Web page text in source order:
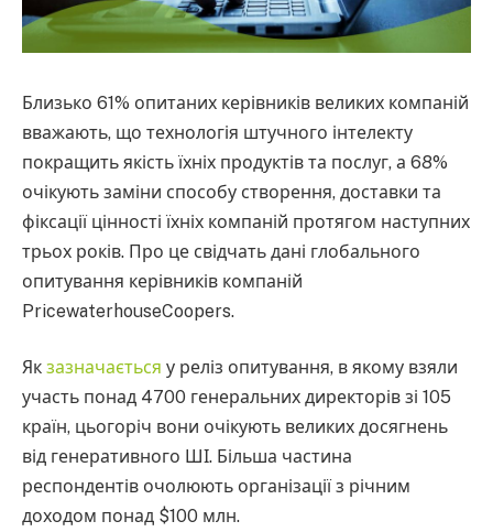
Близько 61% опитаних керівників великих компаній
вважають, що технологія штучного інтелекту
покращить якість їхніх продуктів та послуг, а 68%
очікують заміни способу створення, доставки та
фіксації цінності їхніх компаній протягом наступних
трьох років. Про це свідчать дані глобального
опитування керівників компаній
PricewaterhouseCoopers.
Як зазначається у реліз опитування, в якому взяли
участь понад 4700 генеральних директорів зі 105
країн, цьогоріч вони очікують великих досягнень
від генеративного ШІ. Більша частина
респондентів очолюють організації з річним
доходом понад $100 млн.